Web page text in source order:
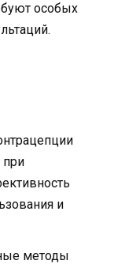
особых
при
и
методы